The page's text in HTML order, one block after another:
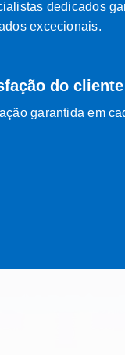
dedicados
excecionais.
do cliente
garantida em